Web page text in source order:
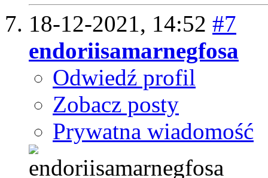
18-12-2021, 14:52 #7
endoriisamarnegfosa
Odwiedź profil
Zobacz posty
Prywatna wiadomość